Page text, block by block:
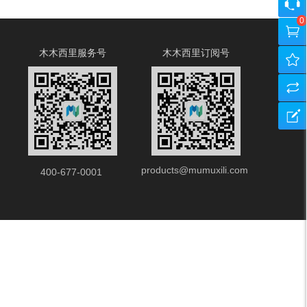
人
中
心
咨
询
客
服
购
物
车
0
我
的
收
产
品
建
木木西里服务号
400-677-0001
木木西里订阅号
products@mumuxili.com